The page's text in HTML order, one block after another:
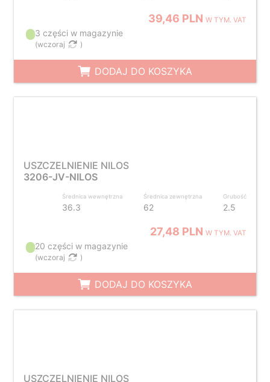
39,46 PLNW TYM. VAT
3 części w magazynie
(wczoraj )
DODAJ DO KOSZYKA
USZCZELNIENIE NILOS
3206-JV-NILOS
Średnica wewnętrzna
36.3
Średnica zewnętrzna
62
Grubość
2.5
27,48 PLNW TYM. VAT
20 części w magazynie
(wczoraj )
DODAJ DO KOSZYKA
USZCZELNIENIE NILOS